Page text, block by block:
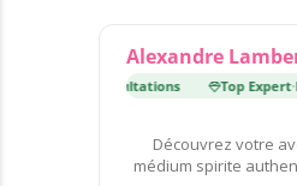
Alexandre
Déjà 59 000 consultations Top Expert·
Découvrez votre
médium spirite